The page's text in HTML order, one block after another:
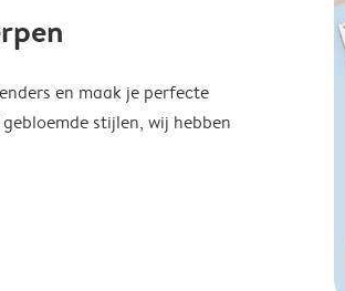
en maak je perfecte
stijlen, wij hebben